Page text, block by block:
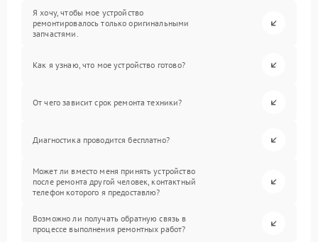
Я хочу, чтобы мое устройство
ремонтировалось только оригинальными
запчастями.
Как я узнаю, что мое устройство готово?
От чего зависит срок ремонта техники?
Диагностика проводится бесплатно?
Может ли вместо меня принять устройство
после ремонта другой человек, контактный
телефон которого я предоставлю?
Возможно ли получать обратную связь в
процессе выполнения ремонтных работ?